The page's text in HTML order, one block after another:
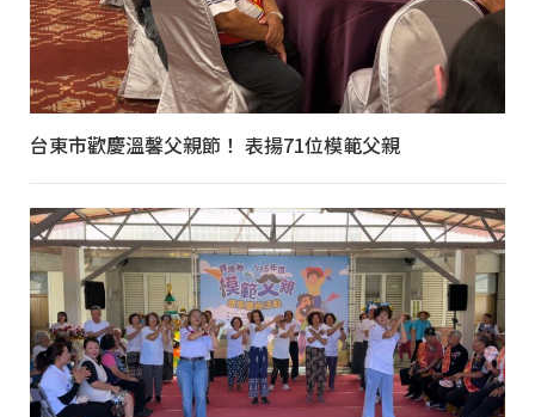
台東市歡慶溫馨父親節！ 表揚71位模範父親